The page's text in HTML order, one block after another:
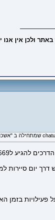
להגיע ל669.
ורציתי לדעת האם יש דרכים נוספות להגיע ל669,
בזמן